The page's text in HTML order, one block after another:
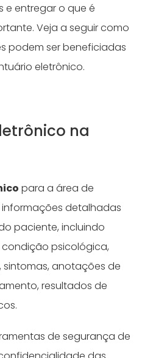
e entregar o que é
Veja a seguir como
podem ser beneficiadas
eletrônico.
na
para a área de
detalhadas
paciente, incluindo
psicológica,
anotações de
resultados de
de segurança de